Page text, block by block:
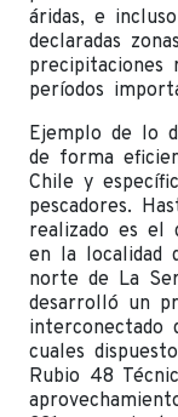
áridas, e
declaradas
precipitaciones
períodos
Ejemplo de lo
de forma
Chile y
pescadores.
realizado es el
en la localidad
norte de La
desarrolló un
interconectado
cuales
Rubio 48